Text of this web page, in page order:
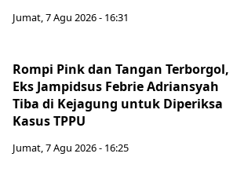
Jumat, 7 Agu 2026 - 16:31
Rompi Pink dan Tangan Terborgol,
Eks Jampidsus Febrie Adriansyah
Tiba di Kejagung untuk Diperiksa
Kasus TPPU
Jumat, 7 Agu 2026 - 16:25